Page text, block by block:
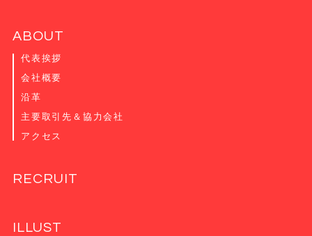
ABOUT
代表挨拶
会社概要
沿革
主要取引先＆協力会社
アクセス
RECRUIT
ILLUST